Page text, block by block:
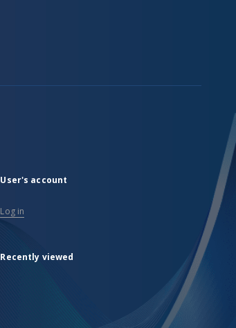
User's account
Log in
Recently viewed